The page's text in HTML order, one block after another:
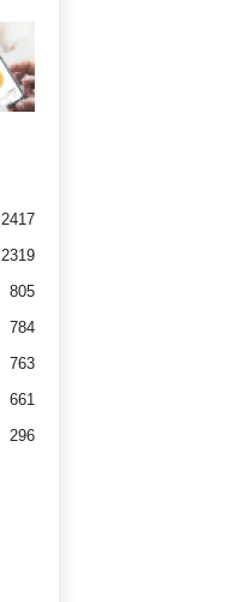
2417
2319
805
784
763
661
296